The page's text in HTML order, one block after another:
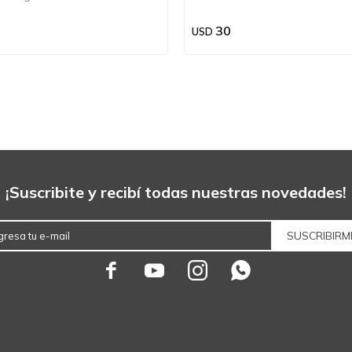
USD 30
¡Suscribite y recibí todas nuestras novedades!
   